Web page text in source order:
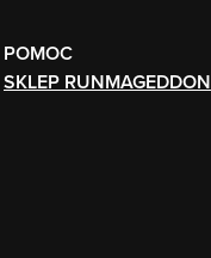
POMOC
SKLEP RUNMAGEDDON